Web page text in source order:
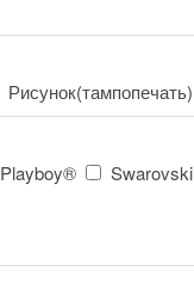
Рисунок(тампопечать)
Playboy® Swarovski